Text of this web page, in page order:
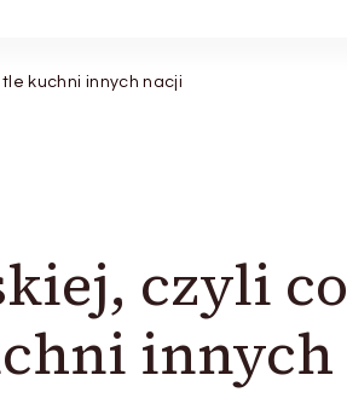
kuchni innych nacji
czyli co
innych